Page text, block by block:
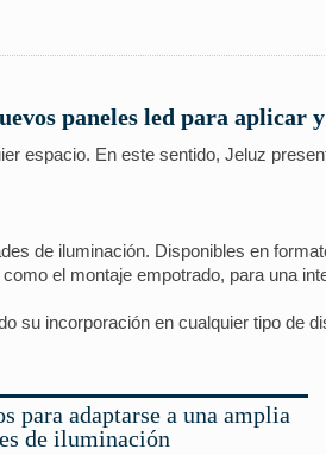
paneles led para aplicar
espacio. En este sentido, Jeluz
de iluminación. Disponibles en
el montaje empotrado, para una
su incorporación en cualquier tipo de
para adaptarse a una amplia
de iluminación